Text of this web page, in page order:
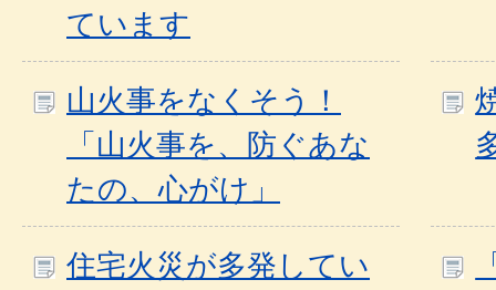
ています
山火事をなくそう！
「山火事を、防ぐあな
たの、心がけ」
住宅火災が多発してい